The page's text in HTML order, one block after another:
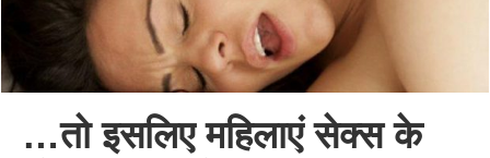
…तो इसलिए महिलाएं सेक्स के